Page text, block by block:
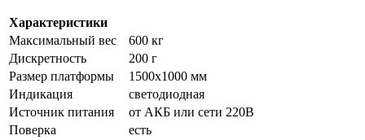
Характеристики
Максимальный вес
600 кг
Дискретность
200 г
Размер платформы
1500х1000 мм
Индикация
светодиодная
Источник питания
от АКБ или сети 220В
Поверка
есть